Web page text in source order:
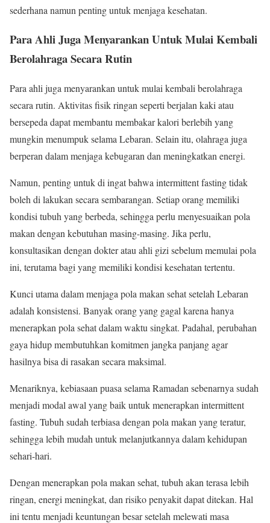
sederhana namun penting untuk menjaga kesehatan.
Para Ahli Juga Menyarankan Untuk Mulai Kembali
Berolahraga Secara Rutin
Para ahli juga menyarankan untuk mulai kembali berolahraga
secara rutin. Aktivitas fisik ringan seperti berjalan kaki atau
bersepeda dapat membantu membakar kalori berlebih yang
mungkin menumpuk selama Lebaran. Selain itu, olahraga juga
berperan dalam menjaga kebugaran dan meningkatkan energi.
Namun, penting untuk di ingat bahwa intermittent fasting tidak
boleh di lakukan secara sembarangan. Setiap orang memiliki
kondisi tubuh yang berbeda, sehingga perlu menyesuaikan pola
makan dengan kebutuhan masing-masing. Jika perlu,
konsultasikan dengan dokter atau ahli gizi sebelum memulai pola
ini, terutama bagi yang memiliki kondisi kesehatan tertentu.
Kunci utama dalam menjaga pola makan sehat setelah Lebaran
adalah konsistensi. Banyak orang yang gagal karena hanya
menerapkan pola sehat dalam waktu singkat. Padahal, perubahan
gaya hidup membutuhkan komitmen jangka panjang agar
hasilnya bisa di rasakan secara maksimal.
Menariknya, kebiasaan puasa selama Ramadan sebenarnya sudah
menjadi modal awal yang baik untuk menerapkan intermittent
fasting. Tubuh sudah terbiasa dengan pola makan yang teratur,
sehingga lebih mudah untuk melanjutkannya dalam kehidupan
sehari-hari.
Dengan menerapkan pola makan sehat, tubuh akan terasa lebih
ringan, energi meningkat, dan risiko penyakit dapat ditekan. Hal
ini tentu menjadi keuntungan besar setelah melewati masa